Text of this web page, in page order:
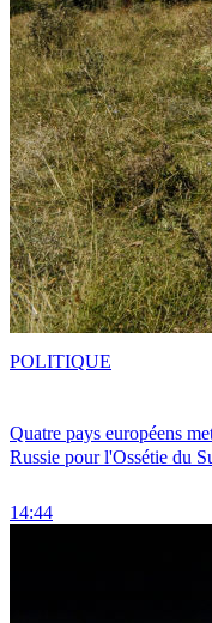
Quatre pays européens
Russie pour l'Ossétie du
14:44
POLITIQUE